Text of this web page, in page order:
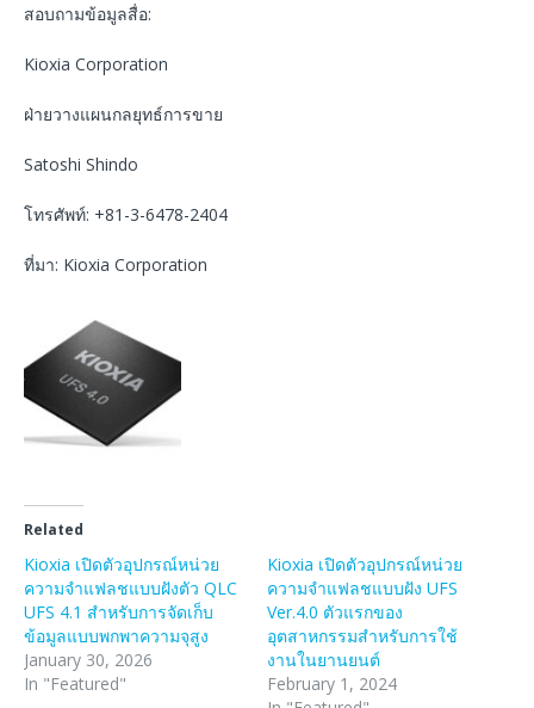
สอบถามข้อมูลสื่อ:
Kioxia Corporation
ฝ่ายวางแผนกลยุทธ์การขาย
Satoshi Shindo
โทรศัพท์: +81-3-6478-2404
ที่มา: Kioxia Corporation
Related
Kioxia เปิดตัวอุปกรณ์หน่วย
ความจำแฟลชแบบฝังตัว QLC
UFS 4.1 สำหรับการจัดเก็บ
ข้อมูลแบบพกพาความจุสูง
January 30, 2026
In "Featured"
Kioxia เปิดตัวอุปกรณ์หน่วย
ความจำแฟลชแบบฝัง UFS
Ver.4.0 ตัวแรกของ
อุตสาหกรรมสำหรับการใช้
งานในยานยนต์
February 1, 2024